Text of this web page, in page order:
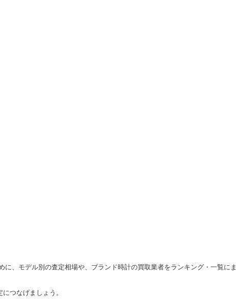
、モデル別の査定相場や、ブランド時計の買取業者をランキング・一覧にま
つなげましょう。